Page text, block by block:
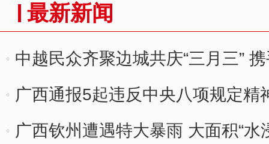
最新新闻
中越民众齐聚边城共庆“三月三”
广西通报5起违反中央八项规定精
广西钦州遭遇特大暴雨 大面积“水